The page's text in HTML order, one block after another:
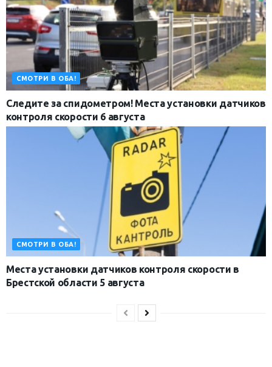
СМОТРИ В ОБА!
Следите за спидометром! Места установки датчиков
контроля скорости 6 августа
СМОТРИ В ОБА!
Места установки датчиков контроля скорости в
Брестской области 5 августа